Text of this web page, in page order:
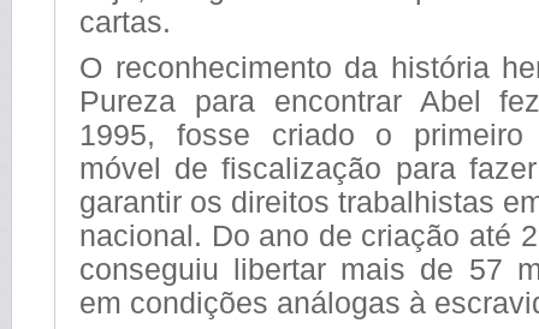
cartas.
O reconhecimento da história
Pureza para encontrar Abel
1995, fosse criado o primeiro
móvel de fiscalização para
garantir os direitos trabalhistas
nacional. Do ano de criação até
conseguiu libertar mais de 57
em condições análogas à